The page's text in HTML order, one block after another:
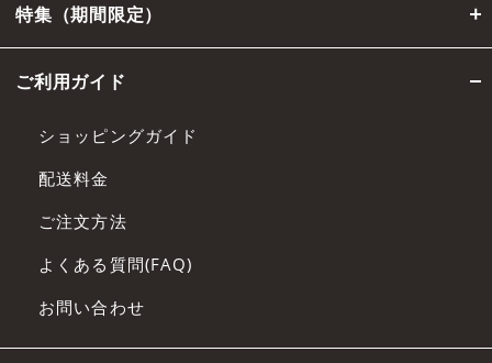
特集（期間限定）
ご利用ガイド
ショッピングガイド
配送料金
ご注文方法
よくある質問(FAQ)
お問い合わせ